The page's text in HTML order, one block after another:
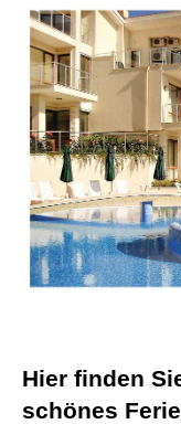
Hier finden
schönes